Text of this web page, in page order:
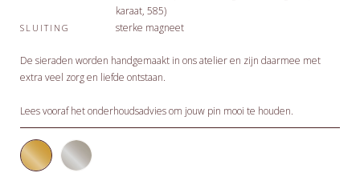
karaat, 585)
SLUITING sterke magneet
De sieraden worden handgemaakt in ons atelier en zijn daarmee met
extra veel zorg en liefde ontstaan.
Lees vooraf hetonderhoudsadviesom jouw pin mooi te houden.